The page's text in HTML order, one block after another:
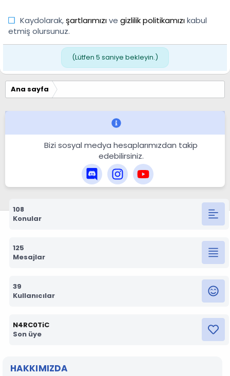
Kaydolarak,şartlarımızıve gizlilik politikamızıkabul
etmiş olursunuz.
(Lütfen 5 saniye bekleyin.)
Ana sayfa
Bizi sosyal medya hesaplarımızdan takip
edebilirsiniz.
108
Konular
125
Mesajlar
39
Kullanıcılar
N4RC0TiC
Son üye
HAKKIMIZDA